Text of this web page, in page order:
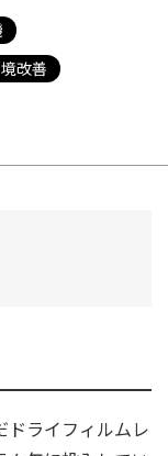
改善
ドライフィルムレ